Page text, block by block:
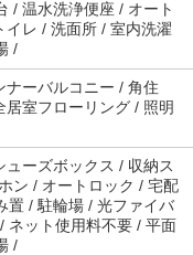
/ 温水洗浄便座 / オート
レ / 洗面所 / 室内洗濯
/
ーバルコニー / 角住
居室フローリング / 照明
ーズボックス / 収納ス
ン / オートロック / 宅配
置 / 駐輪場 / 光ファイバ
ネット使用料不要 / 平面
/